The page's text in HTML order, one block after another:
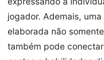
jogador. Ademais,
elaborada não
também pode